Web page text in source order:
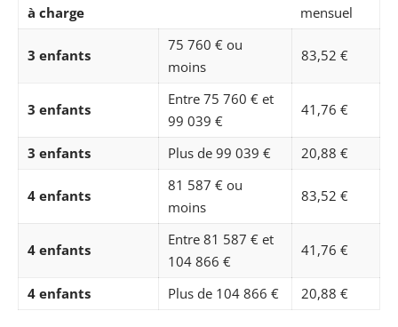
à charge
mensuel
3 enfants
75 760 € ou
moins
83,52 €
3 enfants
Entre 75 760 € et
99 039 €
41,76 €
3 enfants Plus de 99 039 € 20,88 €
4 enfants
81 587 € ou
moins
83,52 €
4 enfants
Entre 81 587 € et
104 866 €
41,76 €
4 enfants Plus de 104 866 € 20,88 €